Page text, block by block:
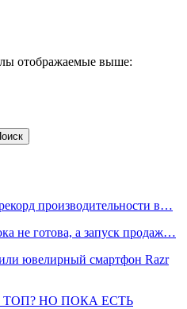
отображаемые выше:
производительности в…
не готова, а запуск продаж…
ювелирный смартфон Razr
ТОП? НО ПОКА ЕСТЬ